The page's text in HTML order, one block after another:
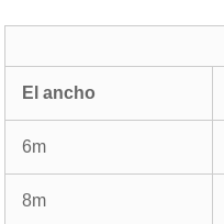
El ancho
6m
8m